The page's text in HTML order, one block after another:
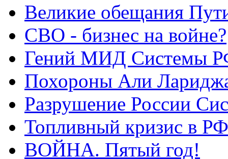
Великие обещания
СВО - бизнес на войне?
Гений МИД Системы
Похороны Али
Разрушение России
Топливный кризис в РФ
ВОЙНА. Пятый год!